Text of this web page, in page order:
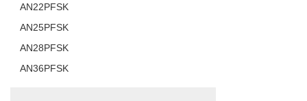
AN22PFSK
AN25PFSK
AN28PFSK
AN36PFSK